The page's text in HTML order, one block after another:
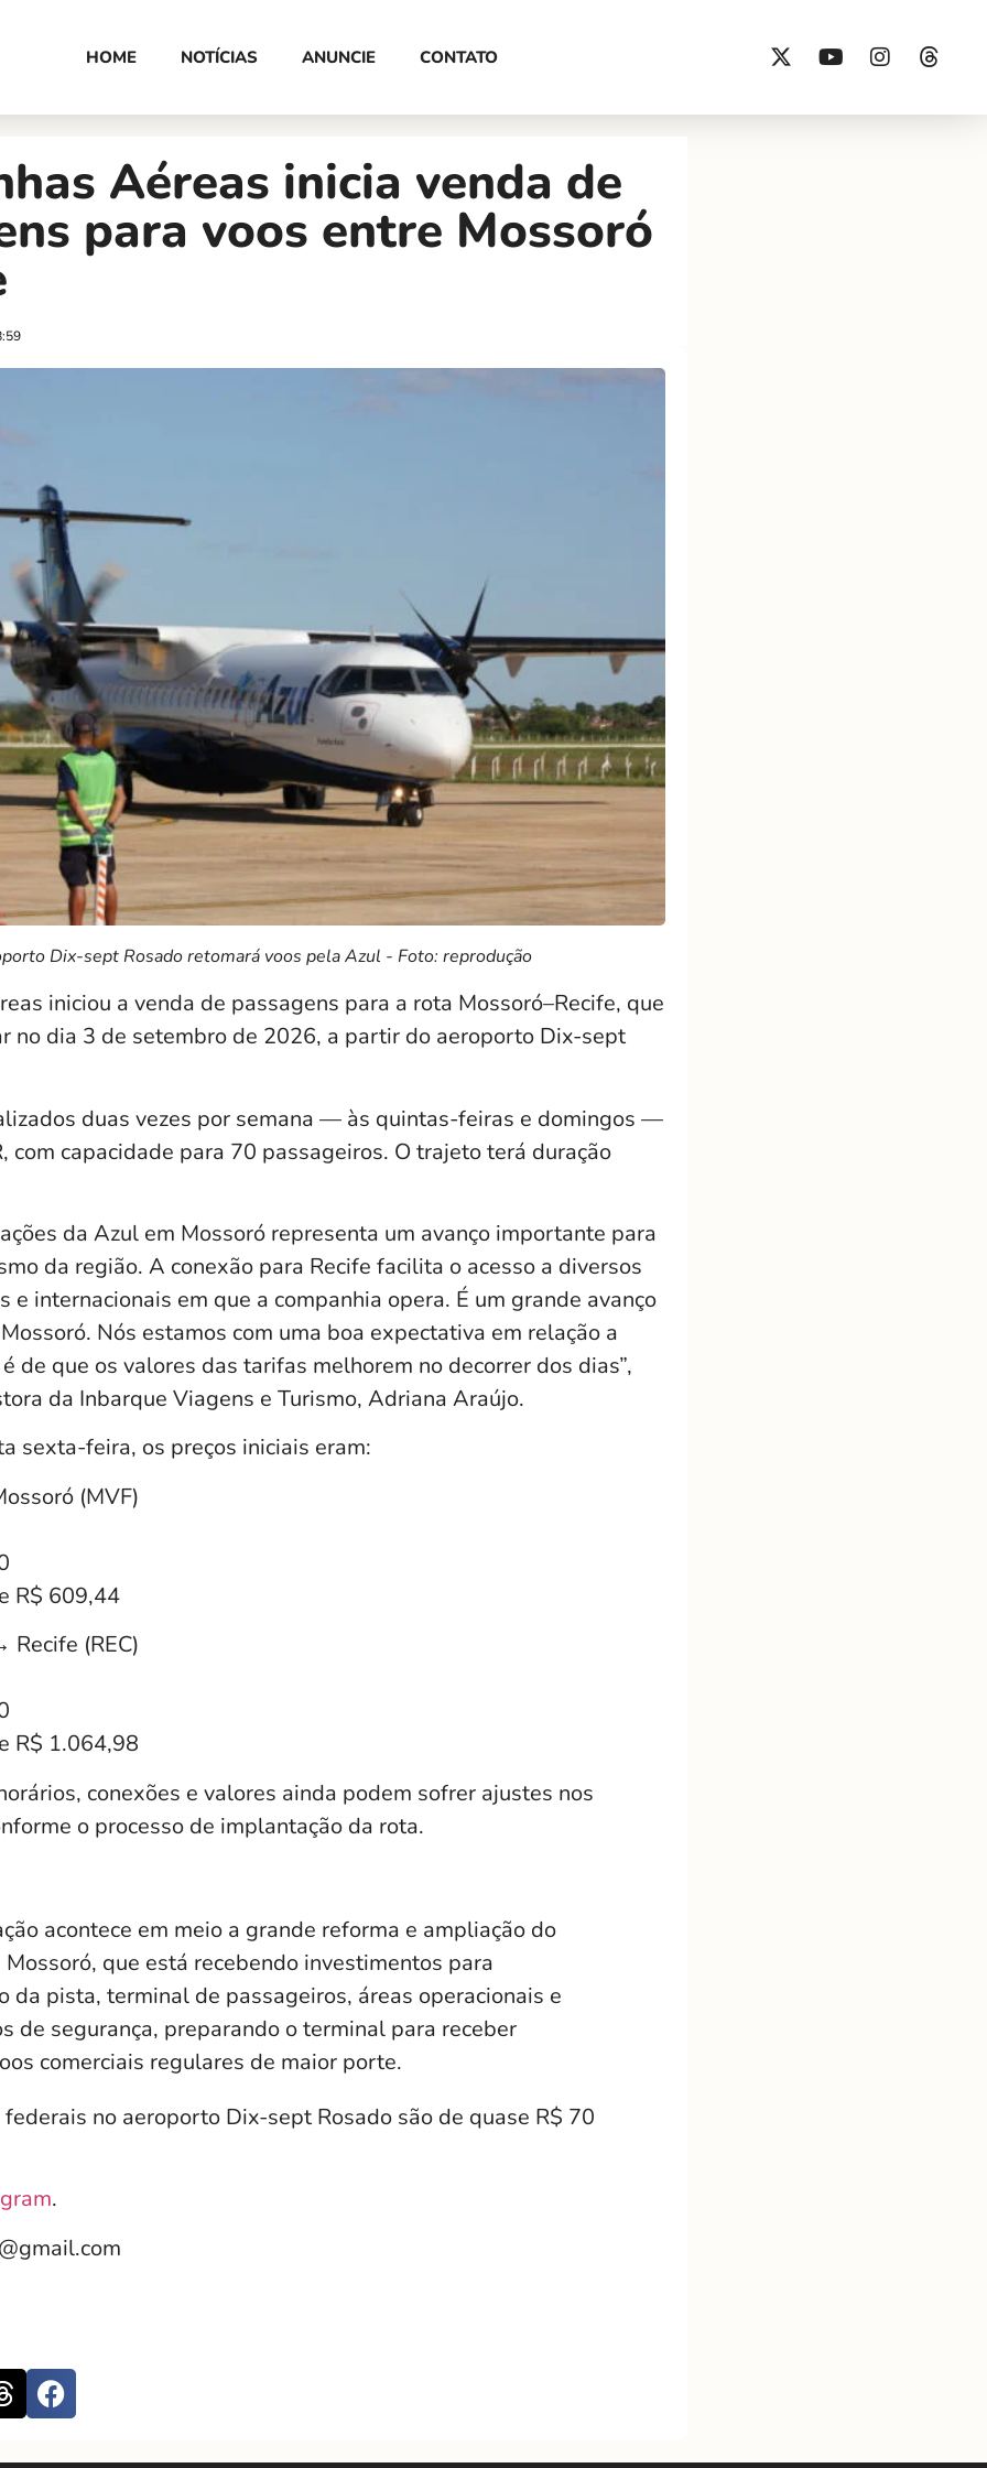
HOME NOTÍCIAS ANUNCIE CONTATO
Aéreas inicia venda de
para voos entre Mossoró
Dix-sept Rosado retomará voos pela Azul - Foto: reprodução
iniciou a venda de passagens para a rota Mossoró–Recife, que
no dia 3 de setembro de 2026, a partir do aeroporto Dix-sept
duas vezes por semana — às quintas-feiras e domingos —
com capacidade para 70 passageiros. O trajeto terá duração
da Azul em Mossoró representa um avanço importante para
da região. A conexão para Recife facilita o acesso a diversos
e internacionais em que a companhia opera. É um grande avanço
Nós estamos com uma boa expectativa em relação a
de que os valores das tarifas melhorem no decorrer dos dias”,
da Inbarque Viagens e Turismo, Adriana Araújo.
sexta-feira, os preços iniciais eram:
(MVF)
R$ 609,44
(REC)
R$ 1.064,98
conexões e valores ainda podem sofrer ajustes nos
o processo de implantação da rota.
acontece em meio a grande reforma e ampliação do
que está recebendo investimentos para
da pista, terminal de passageiros, áreas operacionais e
de segurança, preparando o terminal para receber
comerciais regulares de maior porte.
no aeroporto Dix-sept Rosado são de quase R$ 70
.